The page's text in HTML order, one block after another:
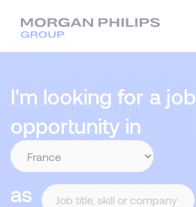
I'm looking for a job
opportunity in
as